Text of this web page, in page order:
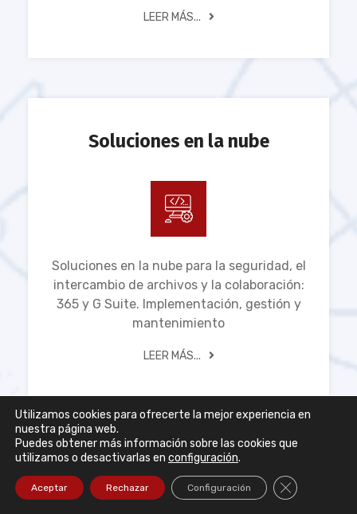
LEER MÁS...
Soluciones en la nube
Soluciones en la nube para la seguridad, el
intercambio de archivos y la colaboración:
365 y G Suite. Implementación, gestión y
mantenimiento
LEER MÁS...
Utilizamos cookies para ofrecerte la mejor experiencia en
nuestra página web.
Puedes obtener más información sobre las cookies que
utilizamos o desactivarlas en configuración.
Aceptar Rechazar Configuración Cerrar el